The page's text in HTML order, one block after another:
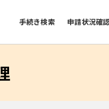
手続き検索 申請状況確